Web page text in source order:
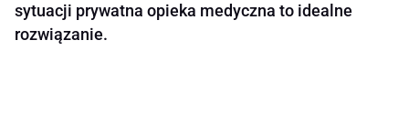
sytuacji prywatna opieka medyczna to idealne
rozwiązanie.